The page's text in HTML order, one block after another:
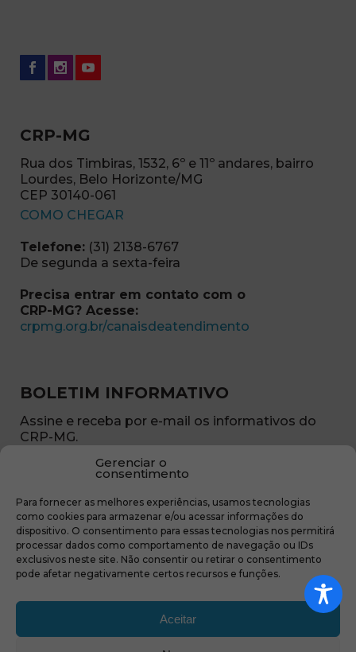
Gerenciar o
consentimento
Para fornecer as melhores experiências, usamos tecnologias
como cookies para armazenar e/ou acessar informações do
dispositivo. O consentimento para essas tecnologias nos permitirá
processar dados como comportamento de navegação ou IDs
exclusivos neste site. Não consentir ou retirar o consentimento
pode afetar negativamente certos recursos e funções.
Aceitar
CRP-MG
Rua dos Timbiras, 1532, 6º e 11º andares, bairro
Lourdes, Belo Horizonte/MG
CEP 30140-061
COMO CHEGAR
Telefone: (31) 2138-6767
De segunda a sexta-feira
Precisa entrar em contato com o
CRP-MG? Acesse:
crpmg.org.br/canaisdeatendimento
BOLETIM INFORMATIVO
Assine e receba por e-mail os informativos do
CRP-MG.
E-
mail
(obrigatório)
Sub
região